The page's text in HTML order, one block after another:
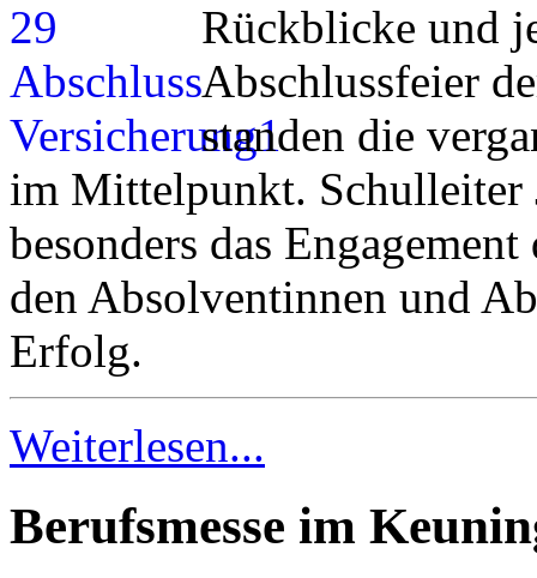
Rückblicke und
Abschlussfeier
standen die
im Mittelpunkt. Schulleiter
besonders das
den Absolventinnen und
Erfolg.
Weiterlesen...
Berufsmesse im